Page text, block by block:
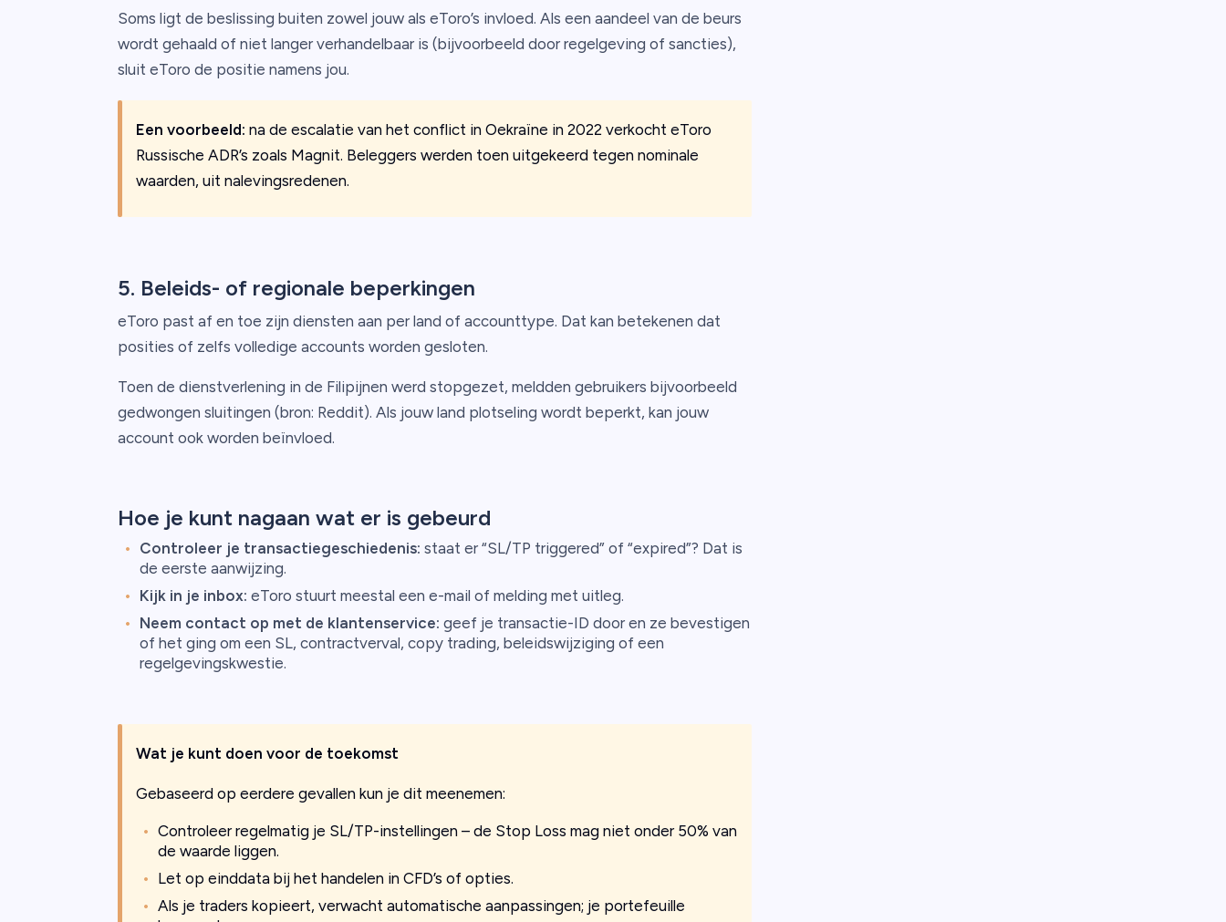
Soms ligt de beslissing buiten zowel jouw als eToro’s invloed. Als een aandeel van de beurs
wordt gehaald of niet langer verhandelbaar is (bijvoorbeeld door regelgeving of sancties),
sluit eToro de positie namens jou.
Een voorbeeld: na de escalatie van het conflict in Oekraïne in 2022 verkocht eToro
Russische ADR’s zoals Magnit. Beleggers werden toen uitgekeerd tegen nominale
waarden, uit nalevingsredenen.
5. Beleids- of regionale beperkingen
eToro past af en toe zijn diensten aan per land of accounttype. Dat kan betekenen dat
posities of zelfs volledige accounts worden gesloten.
Toen de dienstverlening in de Filipijnen werd stopgezet, meldden gebruikers bijvoorbeeld
gedwongen sluitingen (bron: Reddit). Als jouw land plotseling wordt beperkt, kan jouw
account ook worden beïnvloed.
Hoe je kunt nagaan wat er is gebeurd
Controleer je transactiegeschiedenis: staat er “SL/TP triggered” of “expired”? Dat is
de eerste aanwijzing.
Kijk in je inbox: eToro stuurt meestal een e-mail of melding met uitleg.
Neem contact op met de klantenservice: geef je transactie-ID door en ze bevestigen
of het ging om een SL, contractverval, copy trading, beleidswijziging of een
regelgevingskwestie.
Wat je kunt doen voor de toekomst
Gebaseerd op eerdere gevallen kun je dit meenemen:
Controleer regelmatig je SL/TP-instellingen – de Stop Loss mag niet onder 50% van
de waarde liggen.
Let op einddata bij het handelen in CFD’s of opties.
Als je traders kopieert, verwacht automatische aanpassingen; je portefeuille